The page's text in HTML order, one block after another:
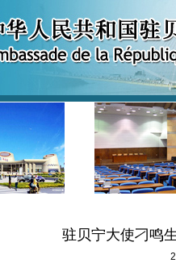
驻贝宁大使刁鸣